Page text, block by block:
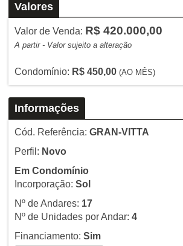
Valores
Valor de Venda: R$ 420.000,00
A partir - Valor sujeito a alteração
Condomínio: R$ 450,00 (AO MÊS)
Informações
Cód. Referência: GRAN-VITTA
Perfil: Novo
Em Condomínio
Incorporação: Sol
Nº de Andares: 17
Nº de Unidades por Andar: 4
Financiamento: Sim